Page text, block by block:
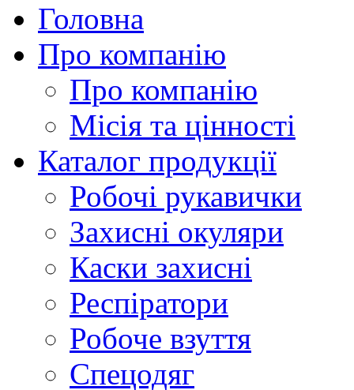
Головна
Про компанію
Про компанію
Місія та цінності
Каталог продукції
Робочі рукавички
Захисні окуляри
Каски захисні
Респіратори
Робоче взуття
Спецодяг